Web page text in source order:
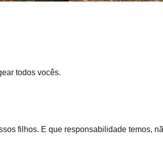
todos vocês.
filhos. E que responsabilidade temos,